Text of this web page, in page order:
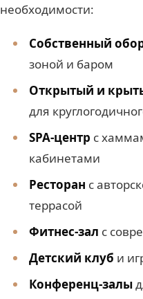
необходимости:
Собственный
зоной и баром
Открытый и
для
SPA-центр с
кабинетами
Ресторан с
террасой
Фитнес-зал с
Детский клуб и
Конференц-залы